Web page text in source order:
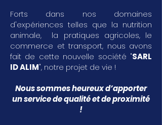
Forts dans nos domaines
d'expériences telles que la nutrition
animale, la pratiques agricoles, le
commerce et transport, nous avons
fait de cette nouvelle société "SARL
ID ALIM", notre projet de vie !
Nous sommes heureux d’apporter
un service de qualité et de proximité
!